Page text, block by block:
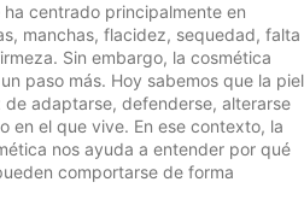
centrado principalmente en
manchas, flacidez, sequedad, falta
Sin embargo, la cosmética
paso más. Hoy sabemos que la piel
adaptarse, defenderse, alterarse
en el que vive. En ese contexto, la
nos ayuda a entender por qué
comportarse de forma